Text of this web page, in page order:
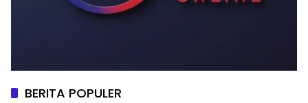
BERITA POPULER